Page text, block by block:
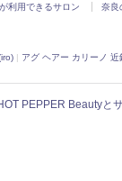
2021
2021年
2020年
利用できるサロン 奈良
| アグ ヘアー カリーノ
PEPPER Beautyと